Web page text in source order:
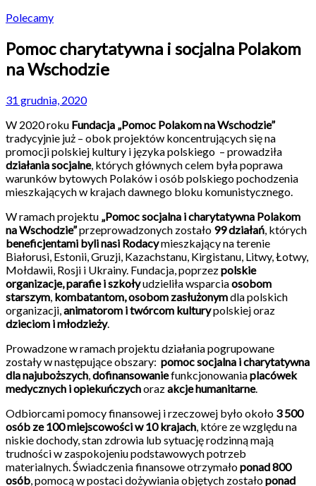
Polecamy
Pomoc charytatywna i socjalna Polakom
na Wschodzie
31 grudnia, 2020
W 2020 roku Fundacja „Pomoc Polakom na Wschodzie”
tradycyjnie już – obok projektów koncentrujących się na
promocji polskiej kultury i języka polskiego – prowadziła
działania socjalne, których głównych celem była poprawa
warunków bytowych Polaków i osób polskiego pochodzenia
mieszkających w krajach dawnego bloku komunistycznego.
W ramach projektu „Pomoc socjalna i charytatywna Polakom
na Wschodzie”przeprowadzonych zostało 99 działań, których
beneficjentami byli nasi Rodacymieszkający na terenie
Białorusi, Estonii, Gruzji, Kazachstanu, Kirgistanu, Litwy, Łotwy,
Mołdawii, Rosji i Ukrainy. Fundacja, poprzezpolskie
organizacje, parafie i szkołyudzieliła wsparciaosobom
starszym, kombatantom, osobom zasłużonymdla polskich
organizacji,animatorom i twórcom kulturypolskiej oraz
dzieciom i młodzieży.
Prowadzone w ramach projektu działania pogrupowane
zostały w następujące obszary: pomoc socjalna i charytatywna
dla najuboższych,dofinansowaniefunkcjonowaniaplacówek
medycznych i opiekuńczychorazakcje humanitarne.
Odbiorcami pomocy finansowej i rzeczowej było około 3 500
osób ze 100 miejscowości w 10 krajach, które ze względu na
niskie dochody, stan zdrowia lub sytuację rodzinną mają
trudności w zaspokojeniu podstawowych potrzeb
materialnych. Świadczenia finansowe otrzymałoponad 800
osób, pomocą w postaci dożywiania objętych zostałoponad